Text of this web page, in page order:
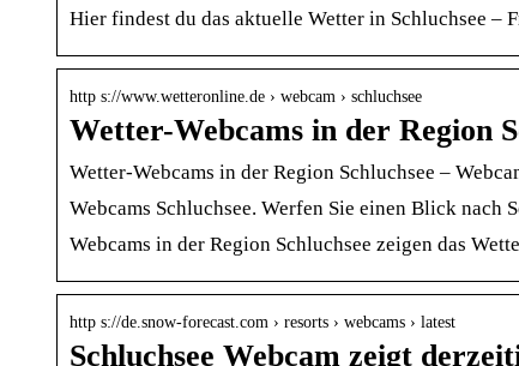
Hier findest du das aktuelle Wetter in Schluchsee –
http s://www.wetteronline.de › webcam › schluchsee
Wetter-Webcams in der Region
Wetter-Webcams in der Region Schluchsee –
Webcams Schluchsee. Werfen Sie einen Blick
Webcams in der Region Schluchsee zeigen das
http s://de.snow-forecast.com › resorts › webcams › latest
Schluchsee Webcam zeigt